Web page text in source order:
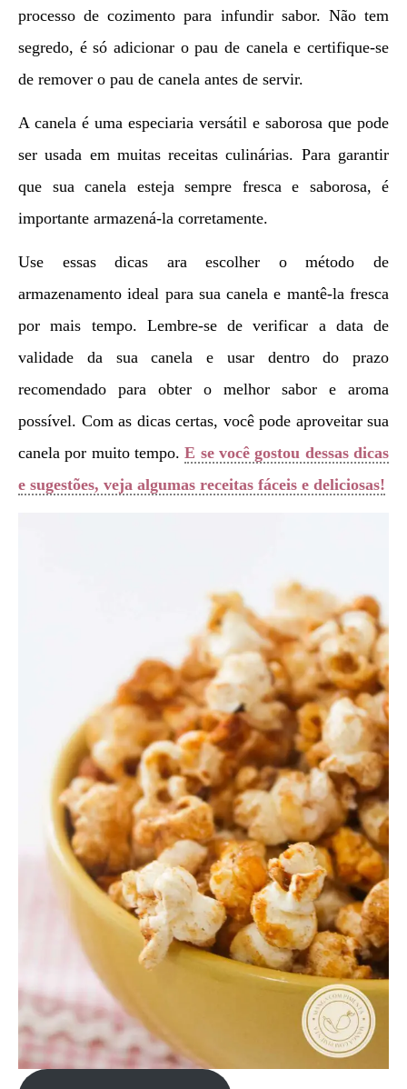
processo de cozimento para infundir sabor. Não tem
segredo, é só adicionar o pau de canela e certifique-se
de remover o pau de canela antes de servir.
A canela é uma especiaria versátil e saborosa que pode
ser usada em muitas receitas culinárias. Para garantir
que sua canela esteja sempre fresca e saborosa, é
importante armazená-la corretamente.
Use essas dicas ara escolher o método de
armazenamento ideal para sua canela e mantê-la fresca
por mais tempo. Lembre-se de verificar a data de
validade da sua canela e usar dentro do prazo
recomendado para obter o melhor sabor e aroma
possível. Com as dicas certas, você pode aproveitar sua
canela por muito tempo.E se você gostou dessas dicas
e sugestões, veja algumas receitas fáceis e deliciosas!